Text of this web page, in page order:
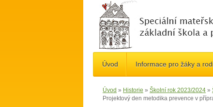
Úvod Informace pro žáky a
Úvod » Historie » Školní rok 2023/2024 »
Projektový den metodika prevence v